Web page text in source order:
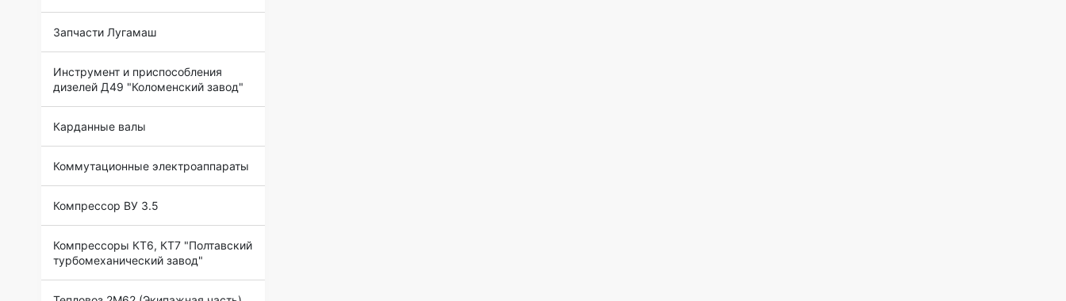
Запчасти Лугамаш
Инструмент и приспособления
дизелей Д49 "Коломенский завод"
Карданные валы
Коммутационные электроаппараты
Компрессор ВУ 3.5
Компрессоры КТ6, КТ7 "Полтавский
турбомеханический завод"